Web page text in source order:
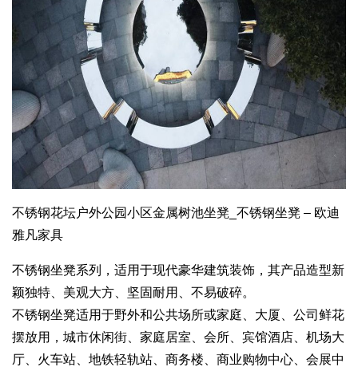
不锈钢花坛户外公园小区金属树池坐凳_不锈钢坐凳 – 欧迪
雅凡家具
不锈钢坐凳系列，适用于现代豪华建筑装饰，其产品造型新
颖独特、美观大方、坚固耐用、不易破碎。
不锈钢坐凳适用于野外和公共场所或家庭、大厦、公司鲜花
摆放用，城市休闲街、家庭居室、会所、宾馆酒店、机场大
厅、火车站、地铁轻轨站、商务楼、商业购物中心、会展中